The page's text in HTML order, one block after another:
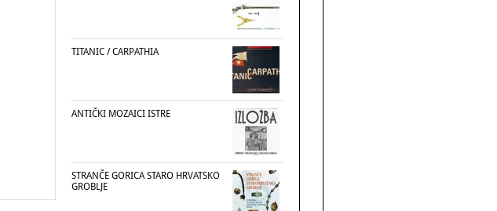
TITANIC / CARPATHIA
ANTIČKI MOZAICI ISTRE
STRANČE GORICA STARO HRVATSKO
GROBLJE